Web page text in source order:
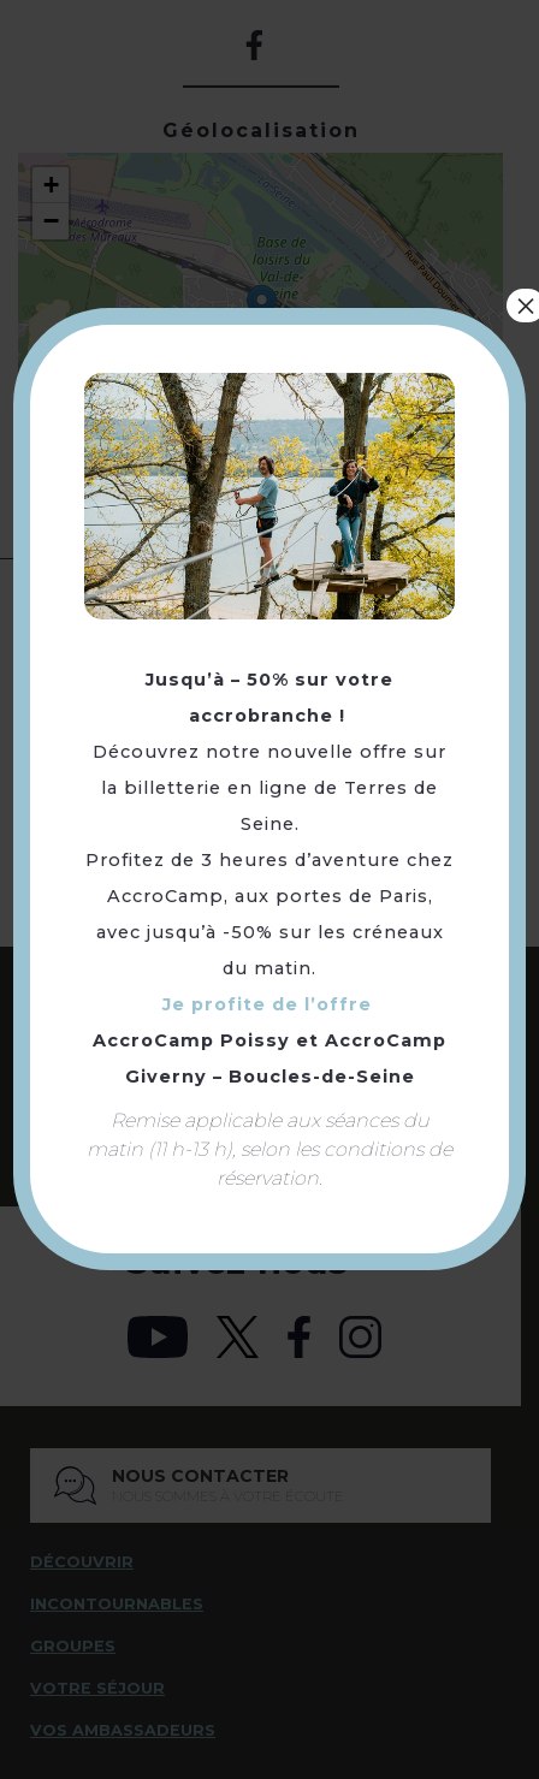
Géolocalisation
+
−
Leaflet| ©OpenStreetMap
Présentation
Compléments
localisation
1,9 km de la gare de Verneuil-
Vernouillet
à la sélection
ABONNEZ-VOUS À NOTRE NEWSLETTER
DÉCOUVREZ LES
73 COMMUNES
DE NOTRE TERRITOIRE
Suivez-nous
NOUS CONTACTER
DÉCOUVRIR
INCONTOURNABLES
GROUPES
VOTRE SÉJOUR
VOS AMBASSADEURS
Jusqu’à – 50% sur votre
accrobranche !
Découvrez notre nouvelle offre sur
la billetterie en ligne de Terres de
Seine.
Profitez de 3 heures d’aventure chez
AccroCamp, aux portes de Paris,
avec jusqu’à -50% sur les créneaux
du matin.
Je profite de l’offre
AccroCamp Poissy et AccroCamp
Giverny – Boucles-de-Seine
Remise applicable aux séances du
matin (11 h-13 h), selon les conditions de
réservation.
×